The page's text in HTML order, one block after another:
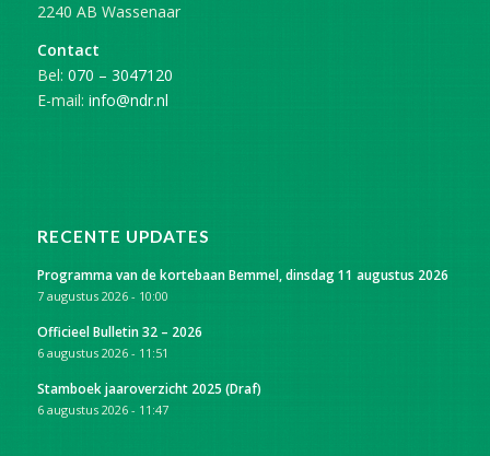
2240 AB Wassenaar
Contact
Bel: 070 – 3047120
E-mail: info@ndr.nl
RECENTE UPDATES
Programma van de kortebaan Bemmel, dinsdag 11 augustus 2026
7 augustus 2026 - 10:00
Officieel Bulletin 32 – 2026
6 augustus 2026 - 11:51
Stamboek jaaroverzicht 2025 (Draf)
6 augustus 2026 - 11:47